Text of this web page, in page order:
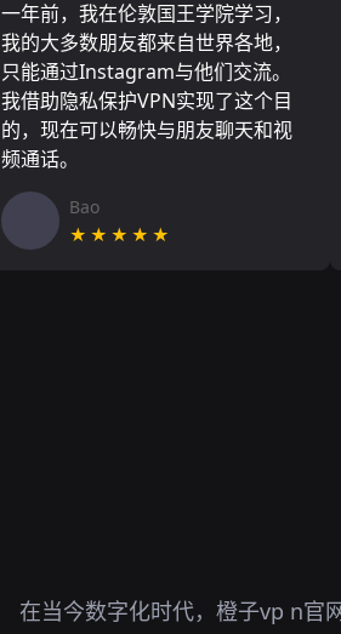
一年前，我在伦敦国王学院学习，
我的大多数朋友都来自世界各地，
只能通过Instagram与他们交流。
我借助隐私保护VPN实现了这个目
的，现在可以畅快与朋友聊天和视
频通话。
Bao
★★★★★
在当今数字化时代，橙子vp n官